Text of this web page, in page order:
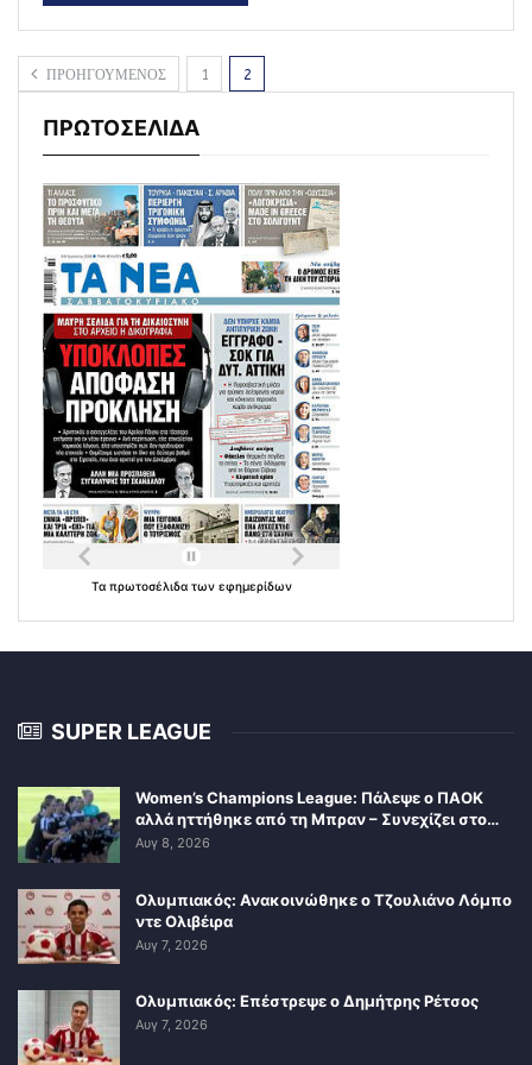
ΠΡΟΗΓΟΥΜΕΝΟΣ 1 2
ΠΡΩΤΟΣΕΛΙΔΑ
Τα πρωτοσέλιδα των εφημερίδων
SUPER LEAGUE
Women’s Champions League: Πάλεψε ο ΠΑΟΚ
αλλά ηττήθηκε από τη Μπραν – Συνεχίζει στο…
Αυγ 8, 2026
Ολυμπιακός: Ανακοινώθηκε ο Τζουλιάνο Λόμπο
ντε Ολιβέιρα
Αυγ 7, 2026
Ολυμπιακός: Επέστρεψε ο Δημήτρης Ρέτσος
Αυγ 7, 2026